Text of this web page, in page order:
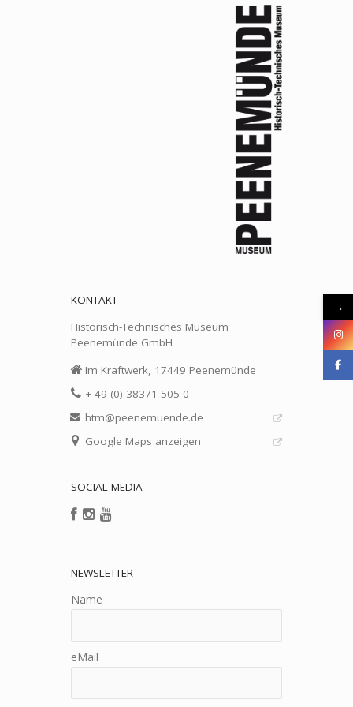
KONTAKT
Historisch-Technisches Museum
Peenemünde GmbH
Im Kraftwerk, 17449 Peenemünde
+ 49 (0) 38371 505 0
htm@peenemuende.de
Google Maps anzeigen
SOCIAL-MEDIA
NEWSLETTER
Name
eMail
→